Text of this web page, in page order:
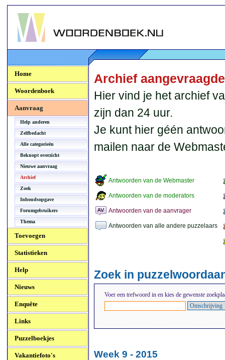
Woordenboek.NU
Home
Woordenboek
Aanvraag
Help anderen
Zelfbedacht
Alle categorieën
Beknopt overzicht
Nieuwe aanvraag
Archief
Zoek
Inhoudsopgave
Forumgebruikers
Thema
Toevoegen
Statistieken
Help
Nieuws
Enquête
Links
Puzzelboekjes
Vakantiefoto's
Archief
Hier vind je het archief
zijn dan 24 uur.
Je kunt hier géén
mailen naar de
Antwoorden van de Webmaster
Antwoorden van de moderators
Antwoorden van de aanvrager
Antwoorden van alle andere puzzelaars
Zoek in
Voer een trefwoord in en kies de gewenste
Week 9 - 2015